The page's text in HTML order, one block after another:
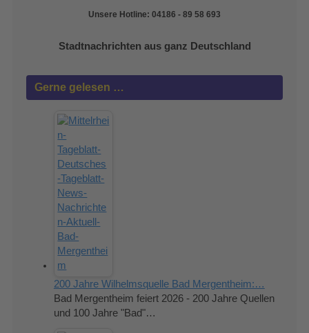
Unsere Hotline: 04186 - 89 58 693
Stadtnachrichten aus ganz Deutschland
Gerne gelesen …
200 Jahre Wilhelmsquelle Bad Mergentheim:…
Bad Mergentheim feiert 2026 - 200 Jahre Quellen
und 100 Jahre "Bad"…